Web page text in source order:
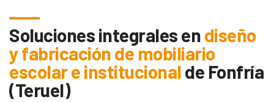
Soluciones integrales endiseño
y fabricación de mobiliario
escolar e institucionalde Fonfría
(Teruel)